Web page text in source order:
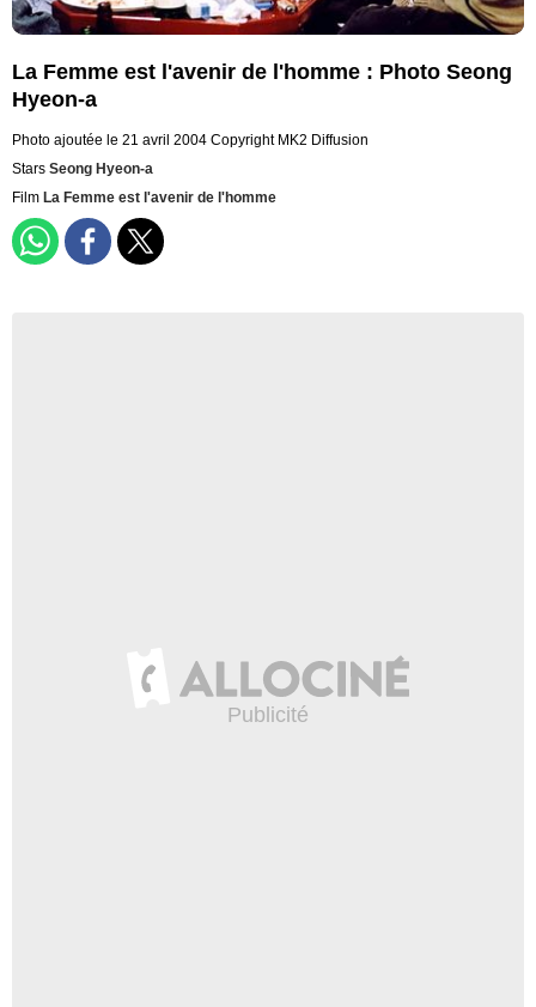
La Femme est l'avenir de l'homme : Photo Seong
Hyeon-a
Photo ajoutée le 21 avril 2004 Copyright MK2 Diffusion
Stars Seong Hyeon-a
Film La Femme est l'avenir de l'homme